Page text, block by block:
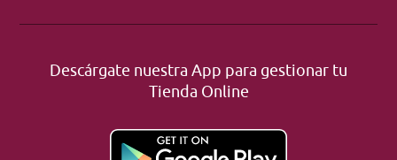
Descárgate nuestra App para gestionar tu
Tienda Online